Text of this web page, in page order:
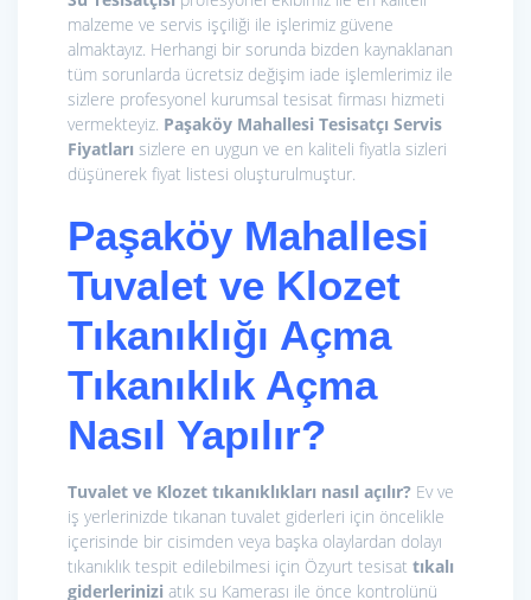
malzeme ve servis işçiliği ile işlerimiz güvene
almaktayız. Herhangi bir sorunda bizden kaynaklanan
tüm sorunlarda ücretsiz değişim iade işlemlerimiz ile
sizlere profesyonel kurumsal tesisat firması hizmeti
vermekteyiz. Paşaköy Mahallesi Tesisatçı Servis
Fiyatları sizlere en uygun ve en kaliteli fiyatla sizleri
düşünerek fiyat listesi oluşturulmuştur.
Paşaköy Mahallesi
Tuvalet ve Klozet
Tıkanıklığı Açma
Tıkanıklık Açma
Nasıl Yapılır?
Tuvalet ve Klozet tıkanıklıkları nasıl açılır? Ev ve
iş yerlerinizde tıkanan tuvalet giderleri için öncelikle
içerisinde bir cisimden veya başka olaylardan dolayı
tıkanıklık tespit edilebilmesi için Özyurt tesisat tıkalı
giderlerinizi atık su Kamerası ile önce kontrolünü